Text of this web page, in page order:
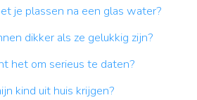
je plassen na een glas water?
dikker als ze gelukkig zijn?
het om serieus te daten?
kind uit huis krijgen?